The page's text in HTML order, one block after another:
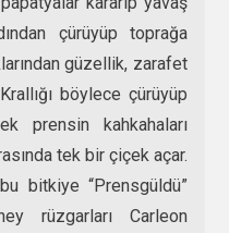
çürüyüp toprağa
güzellik, zarafet
böylece çürüyüp
prensin kahkahaları
tek bir çiçek açar.
bitkiye “Prensgüldü”
rüzgarları Carleon